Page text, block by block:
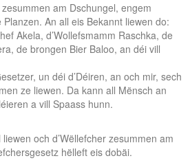
am Dschungel, engem
An all eis Bekannt liewen do:
Akela, d’Wollefsmamm Raschka, de
de brongen Bier Baloo, an déi vill
un déi d’Déiren, an och mir, sech
ze liewen. Da kann all Mënsch an
a vill Spaass hunn.
och d’Wëllefcher zesummen am
hëlleft eis dobäi.